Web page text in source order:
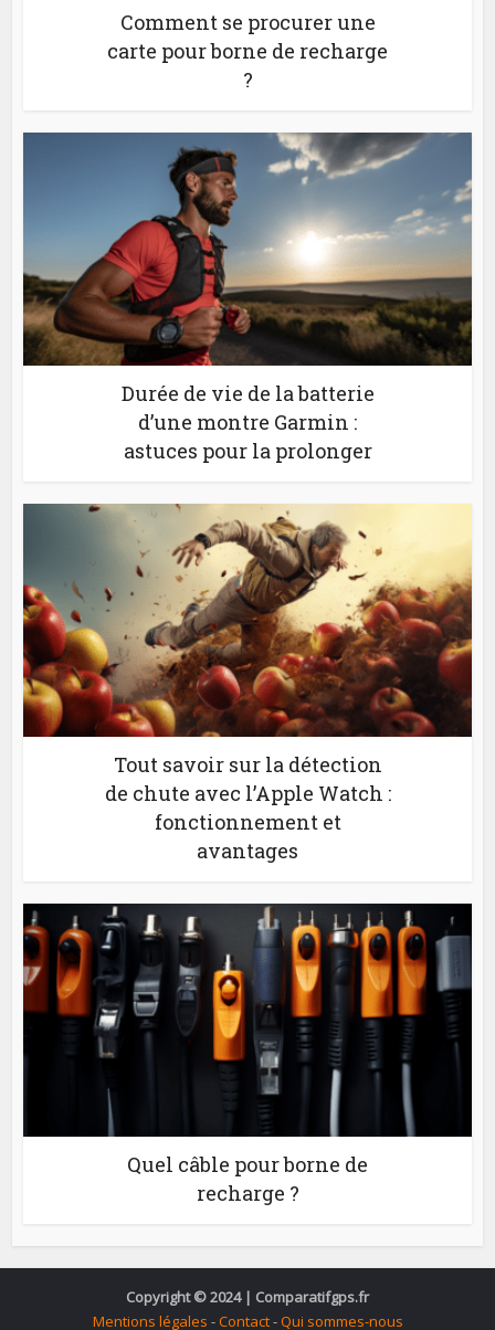
Comment se procurer une
carte pour borne de recharge
?
Durée de vie de la batterie
d’une montre Garmin :
astuces pour la prolonger
Tout savoir sur la détection
de chute avec l’Apple Watch :
fonctionnement et
avantages
Quel câble pour borne de
recharge ?
Copyright © 2024 | Comparatifgps.fr
Mentions légales -Contact-Qui sommes-nous